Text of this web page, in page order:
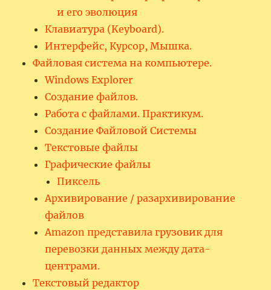
и его эволюция
Клавиатура (Keyboard).
Интерфейс, Курсор, Мышка.
Файловая система на компьютере.
Windows Explorer
Создание файлов.
Работа с файлами. Практикум.
Создание Файловой Системы
Текстовые файлы
Графические файлы
Пиксель
Архивирование / разархивирование
файлов
Amazon представила грузовик для
перевозки данных между дата-
центрами.
Текстовый редактор